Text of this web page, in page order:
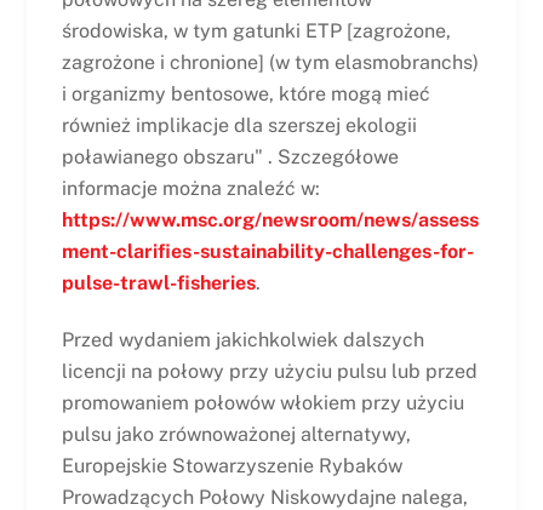
środowiska, w tym gatunki ETP [zagrożone,
zagrożone i chronione] (w tym elasmobranchs)
i organizmy bentosowe, które mogą mieć
również implikacje dla szerszej ekologii
poławianego obszaru" . Szczegółowe
informacje można znaleźć w:
https://www.msc.org/newsroom/news/assess
ment-clarifies-sustainability-challenges-for-
pulse-trawl-fisheries.
Przed wydaniem jakichkolwiek dalszych
licencji na połowy przy użyciu pulsu lub przed
promowaniem połowów włokiem przy użyciu
pulsu jako zrównoważonej alternatywy,
Europejskie Stowarzyszenie Rybaków
Prowadzących Połowy Niskowydajne nalega,